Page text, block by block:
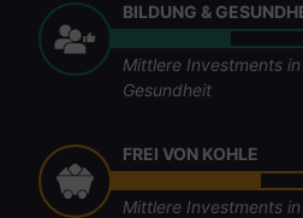
BILDUNG &
Mittlere Investments
Gesundheit
FREI VON KOHLE
Mittlere Investments in